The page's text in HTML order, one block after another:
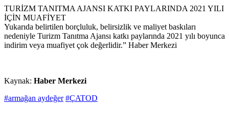
TURİZM TANITMA AJANSI KATKI PAYLARINDA 2021 YILI
İÇİN MUAFİYET
Yukarıda belirtilen borçluluk, belirsizlik ve maliyet baskıları
nedeniyle Turizm Tanıtma Ajansı katkı paylarında 2021 yılı boyunca
indirim veya muafiyet çok değerlidir.” Haber Merkezi
Kaynak: Haber Merkezi
#armağan aydeğer #ÇATOD